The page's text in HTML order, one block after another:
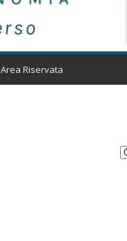
Area Riservata